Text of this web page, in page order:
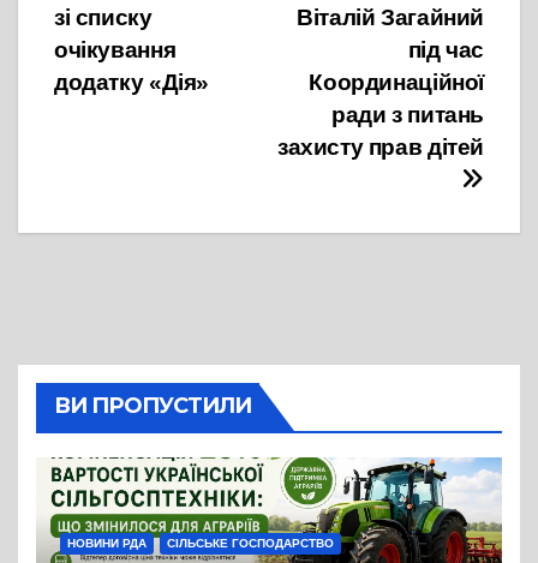
Віталій Загайний
під час
Координаційної
ради з питань
захисту прав дітей
зі списку
очікування
додатку «Дія»
ВИ ПРОПУСТИЛИ
НОВИНИ РДА СІЛЬСЬКЕ ГОСПОДАРСТВО